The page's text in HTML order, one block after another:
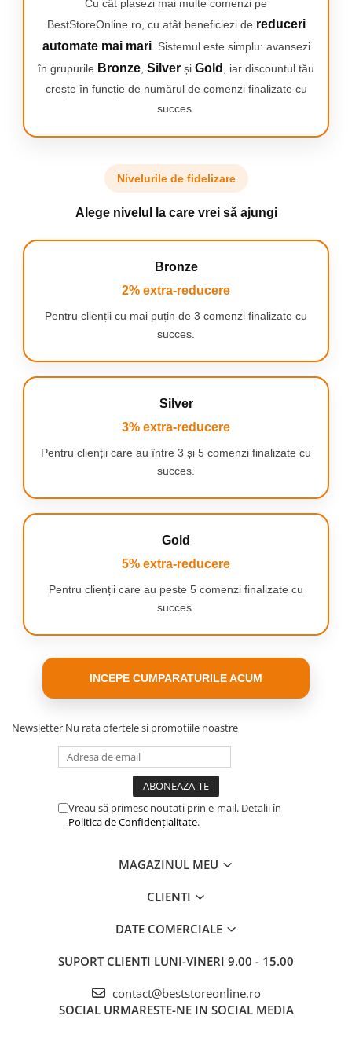
Jet de abur puternic
un jet de abur puternic, de
dificile cute.
Aburul variabil de pana la 40
g/min ofera rezultate rapide
Recipient pentru apa de
Acesta ofera o capacitate de
270 ml si este usor de
Aceasta talpa a beneficiat de
dezvoltarea sa: marginile
finisate cu grija si invelisul
alunecare perfecta.
Functie antipicurare
Aceasta functie iti va proteja
scurgerea apei, aparatul
trebuie sa ajunga la
Cu cât plasezi mai multe comenzi pe
BestStoreOnline.ro, cu atât beneficiezi de reduceri
automate mai mari. Sistemul este simplu: avansezi
în grupurile Bronze Silver și Gold
, iar discountul tău
crește în funcție de numărul de comenzi finalizate cu
succes.
Nivelurile de fidelizare
Alege nivelul la care vrei să ajungi
Bronze
2% extra-reducere
Pentru clienții cu mai puțin de 3 comenzi finalizate cu
succes.
Silver
3% extra-reducere
Pentru clienții care au între 3 și 5 comenzi finalizate cu
succes.
Gold
5% extra-reducere
Pentru clienții care au peste 5 comenzi finalizate cu
succes.
INCEPE CUMPARATURILE ACUM
Newsletter Nu rata ofertele si promotiile noastre
Vreau să primesc noutati prin e-mail. Detalii în
Politica de Confidențialitate.
MAGAZINUL MEU
CLIENTI
DATE COMERCIALE
SUPORT CLIENTI LUNI-VINERI 9.00 - 15.00
contact@beststoreonline.ro
SOCIAL URMARESTE-NE IN SOCIAL MEDIA